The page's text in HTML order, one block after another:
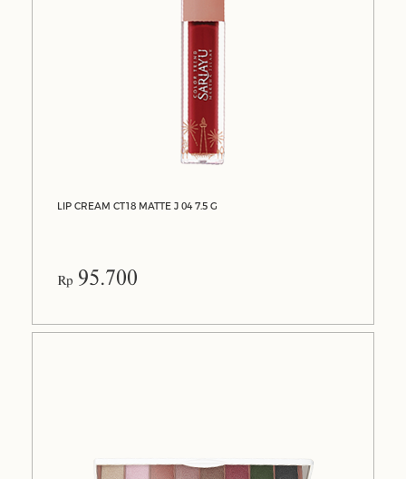
LIP CREAM CT18 MATTE J 04 7.5 G
Rp 95.700